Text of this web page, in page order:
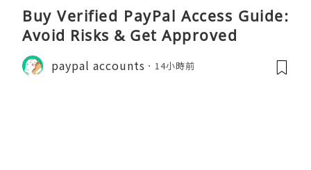
Buy Verified PayPal Access Guide:
Avoid Risks & Get Approved
paypal accounts 14小時前